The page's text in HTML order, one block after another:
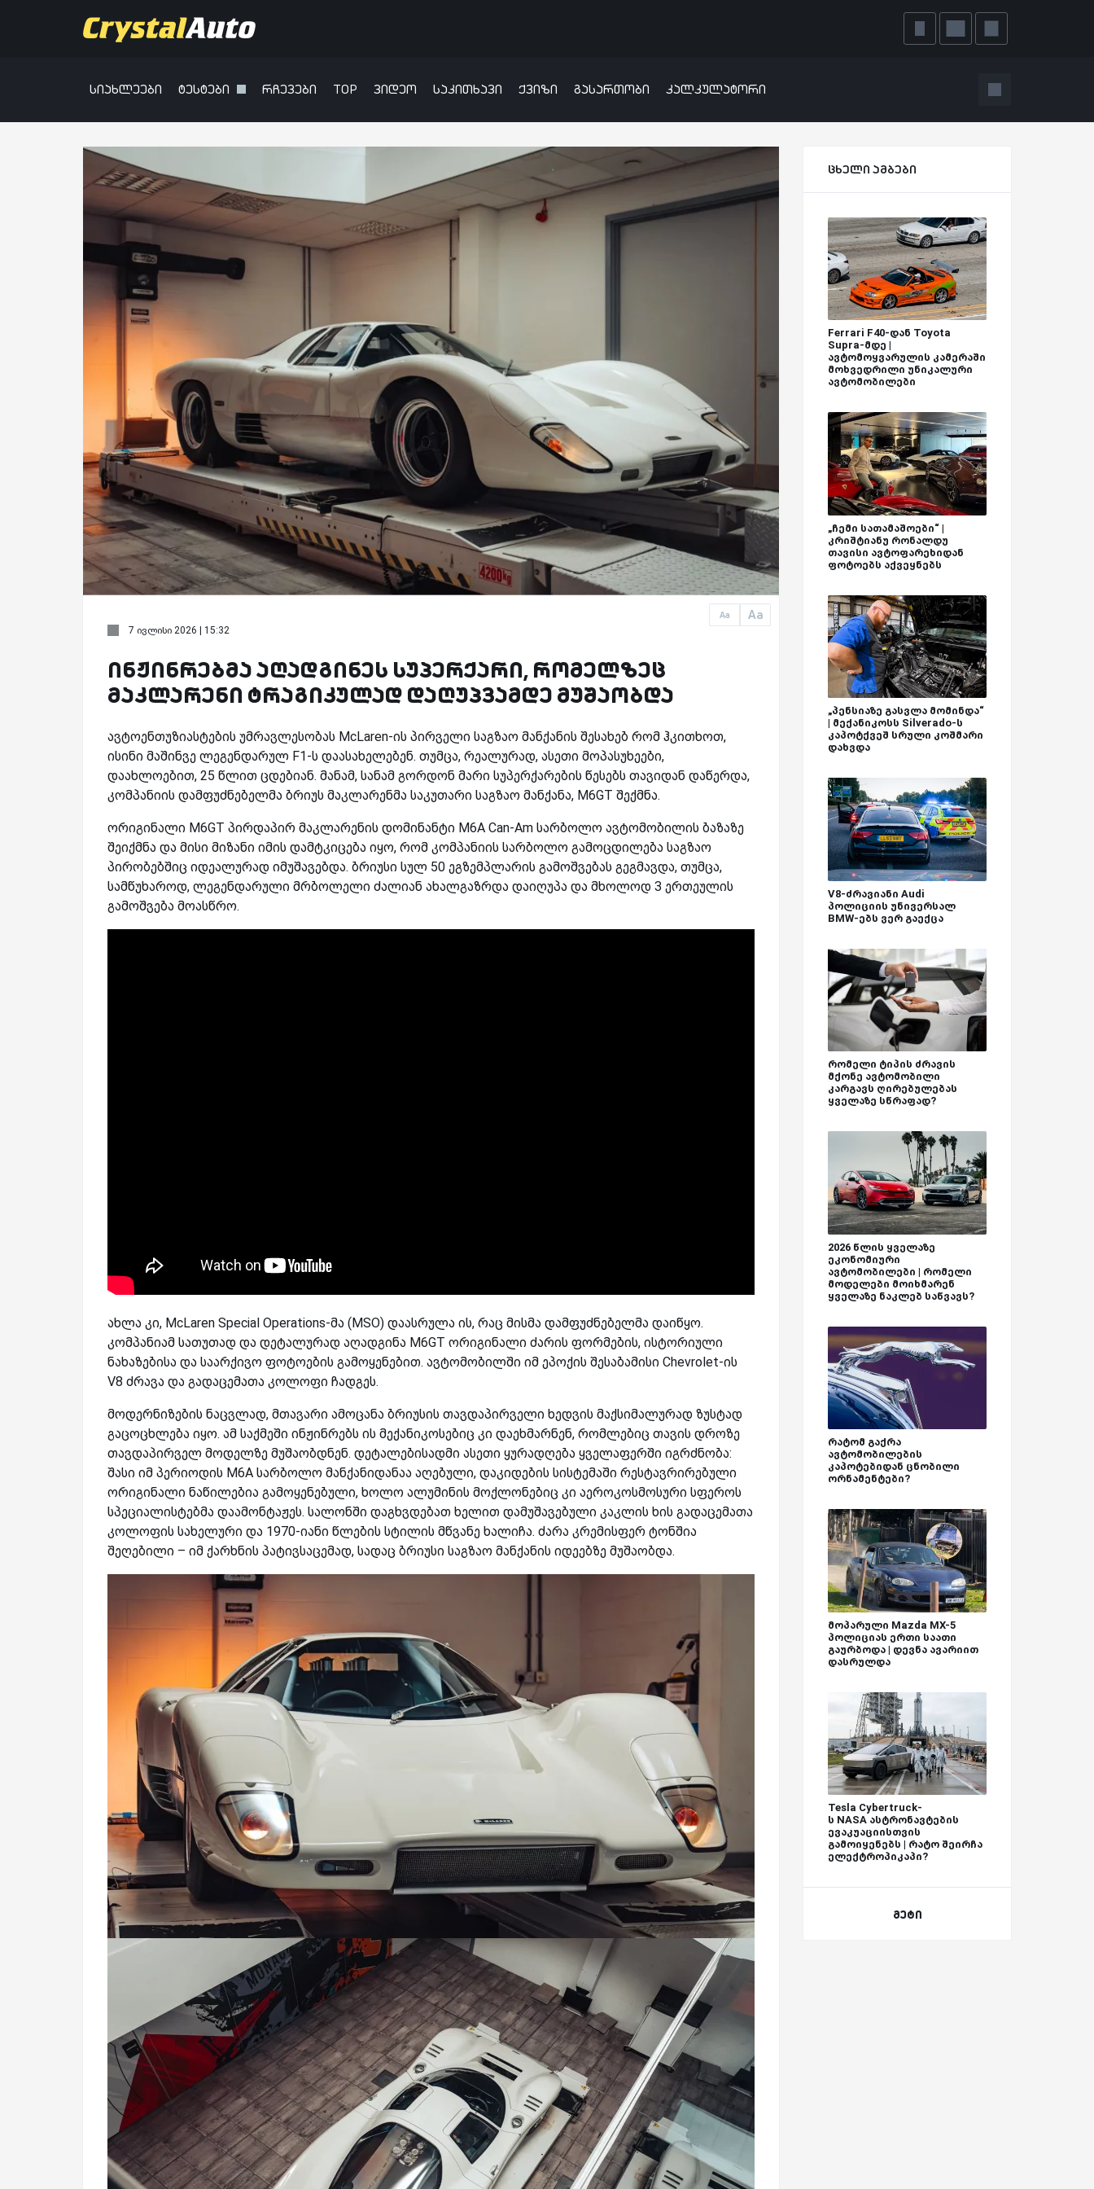
სიახლეები ტესტები რჩევები TOP ვიდეო საკითხავი ქვიზი გასართობი კალკულატორი
Aa Aa
7 ივლისი 2026 | 15:32
ინჟინრებმა აღადგინეს სუპერქარი, რომელზეც
მაკლარენი ტრაგიკულად დაღუპვამდე მუშაობდა
ავტოენთუზიასტების უმრავლესობას McLaren-ის პირველი საგზაო მანქანის შესახებ რომ ჰკითხოთ,
ისინი მაშინვე ლეგენდარულ F1-ს დაასახელებენ. თუმცა, რეალურად, ასეთი მოპასუხეები,
დაახლოებით, 25 წლით ცდებიან. მანამ, სანამ გორდონ მარი სუპერქარების წესებს თავიდან დაწერდა,
კომპანიის დამფუძნებელმა ბრიუს მაკლარენმა საკუთარი საგზაო მანქანა, M6GT შექმნა.
ორიგინალი M6GT პირდაპირ მაკლარენის დომინანტი M6A Can-Am სარბოლო ავტომობილის ბაზაზე
შეიქმნა და მისი მიზანი იმის დამტკიცება იყო, რომ კომპანიის სარბოლო გამოცდილება საგზაო
პირობებშიც იდეალურად იმუშავებდა. ბრიუსი სულ 50 ეგზემპლარის გამოშვებას გეგმავდა, თუმცა,
სამწუხაროდ, ლეგენდარული მრბოლელი ძალიან ახალგაზრდა დაიღუპა და მხოლოდ 3 ერთეულის
გამოშვება მოასწრო.
ახლა კი, McLaren Special Operations-მა (MSO) დაასრულა ის, რაც მისმა დამფუძნებელმა დაიწყო.
კომპანიამ სათუთად და დეტალურად აღადგინა M6GT ორიგინალი ძარის ფორმების, ისტორიული
ნახაზებისა და საარქივო ფოტოების გამოყენებით. ავტომობილში იმ ეპოქის შესაბამისი Chevrolet-ის
V8 ძრავა და გადაცემათა კოლოფი ჩადგეს.
მოდერნიზების ნაცვლად, მთავარი ამოცანა ბრიუსის თავდაპირველი ხედვის მაქსიმალურად ზუსტად
გაცოცხლება იყო. ამ საქმეში ინჟინრებს ის მექანიკოსებიც კი დაეხმარნენ, რომლებიც თავის დროზე
თავდაპირველ მოდელზე მუშაობდნენ. დეტალებისადმი ასეთი ყურადღება ყველაფერში იგრძნობა:
შასი იმ პერიოდის M6A სარბოლო მანქანიდანაა აღებული, დაკიდების სისტემაში რესტავრირებული
ორიგინალი ნაწილებია გამოყენებული, ხოლო ალუმინის მოქლონებიც კი აეროკოსმოსური სფეროს
სპეციალისტებმა დაამონტაჟეს. სალონში დაგხვდებათ ხელით დამუშავებული კაკლის ხის გადაცემათა
კოლოფის სახელური და 1970-იანი წლების სტილის მწვანე ხალიჩა. ძარა კრემისფერ ტონშია
შეღებილი – იმ ქარხნის პატივსაცემად, სადაც ბრიუსი საგზაო მანქანის იდეებზე მუშაობდა.
ცხელი ამბები
Ferrari F40-დან Toyota
Supra-მდე |
ავტომოყვარულის კამერაში
მოხვედრილი უნიკალური
ავტომობილები
„ჩემი სათამაშოები“ |
კრიშტიანუ რონალდუ
თავისი ავტოფარეხიდან
ფოტოებს აქვეყნებს
„პენსიაზე გასვლა მომინდა“
| მექანიკოსს Silverado-ს
კაპოტქვეშ სრული კოშმარი
დახვდა
V8-ძრავიანი Audi
პოლიციის უნივერსალ
BMW-ებს ვერ გაექცა
რომელი ტიპის ძრავის
მქონე ავტომობილი
კარგავს ღირებულებას
ყველაზე სწრაფად?
2026 წლის ყველაზე
ეკონომიური
ავტომობილები | რომელი
მოდელები მოიხმარენ
ყველაზე ნაკლებ საწვავს?
რატომ გაქრა
ავტომობილების
კაპოტებიდან ცნობილი
ორნამენტები?
მოპარული Mazda MX-5
პოლიციას ერთი საათი
გაურბოდა | დევნა ავარიით
დასრულდა
Tesla Cybertruck-
ს NASA ასტრონავტების
ევაკუაციისთვის
გამოიყენებს | რატო შეირჩა
ელექტროპიკაპი?
მეტი